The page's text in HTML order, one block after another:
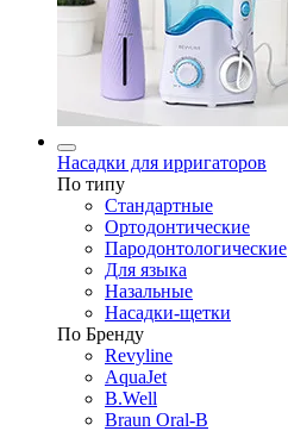
Насадки для ирригаторов
По типу
Стандартные
Ортодонтические
Пародонтологические
Для языка
Назальные
Насадки-щетки
По Бренду
Revyline
AquaJet
B.Well
Braun Oral-B